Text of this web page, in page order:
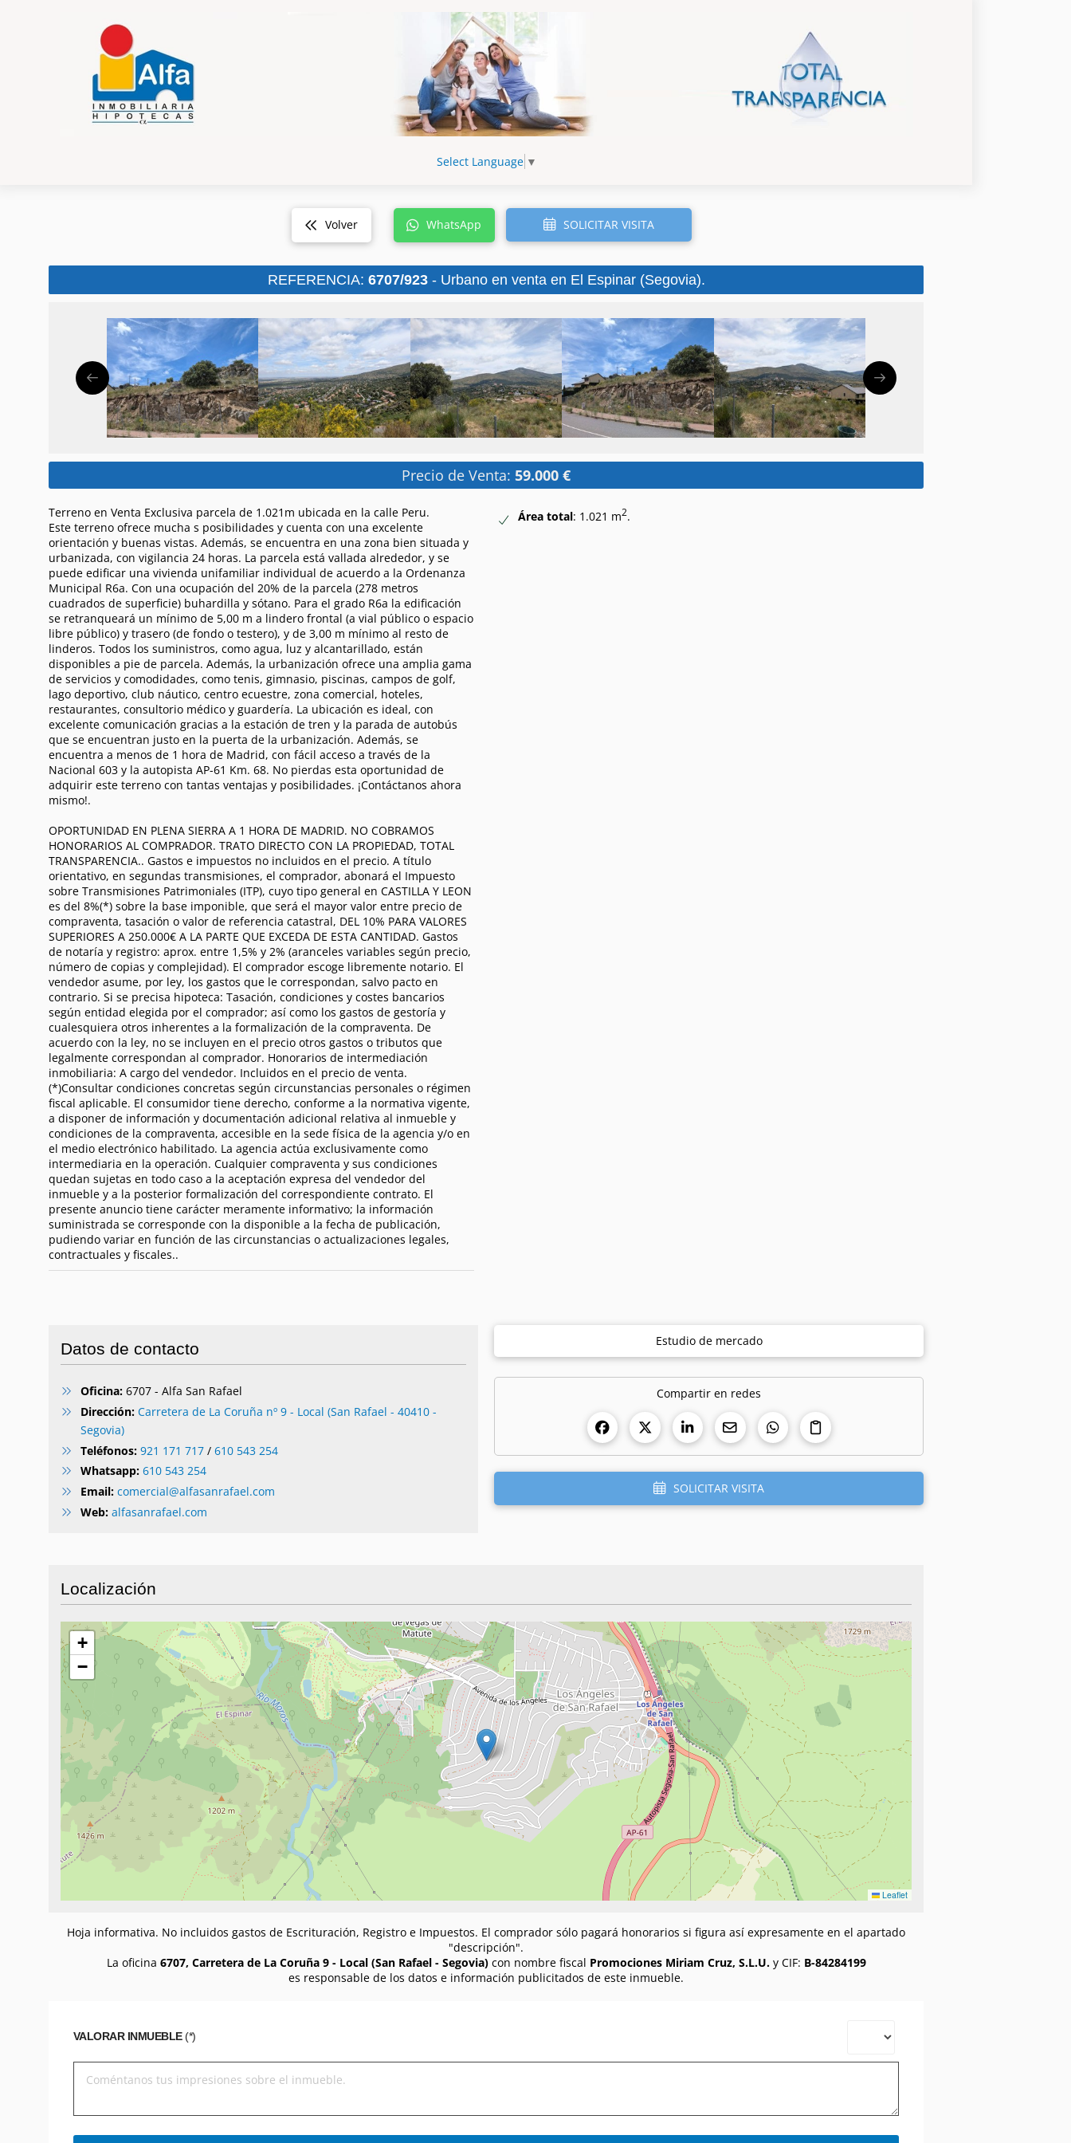
Select Language ▼
Volver WhatsApp SOLICITAR VISITA
REFERENCIA: 6707/923- Urbano en venta en El Espinar (Segovia).
Precio de Venta: 59.000 €
Terreno en Venta Exclusiva parcela de 1.021m ubicada en la calle Peru.
Este terreno ofrece mucha s posibilidades y cuenta con una excelente
orientación y buenas vistas. Además, se encuentra en una zona bien situada y
urbanizada, con vigilancia 24 horas. La parcela está vallada alrededor, y se
puede edificar una vivienda unifamiliar individual de acuerdo a la Ordenanza
Municipal R6a. Con una ocupación del 20% de la parcela (278 metros
cuadrados de superficie) buhardilla y sótano. Para el grado R6a la edificación
se retranqueará un mínimo de 5,00 m a lindero frontal (a vial público o espacio
libre público) y trasero (de fondo o testero), y de 3,00 m mínimo al resto de
linderos. Todos los suministros, como agua, luz y alcantarillado, están
disponibles a pie de parcela. Además, la urbanización ofrece una amplia gama
de servicios y comodidades, como tenis, gimnasio, piscinas, campos de golf,
lago deportivo, club náutico, centro ecuestre, zona comercial, hoteles,
restaurantes, consultorio médico y guardería. La ubicación es ideal, con
excelente comunicación gracias a la estación de tren y la parada de autobús
que se encuentran justo en la puerta de la urbanización. Además, se
encuentra a menos de 1 hora de Madrid, con fácil acceso a través de la
Nacional 603 y la autopista AP-61 Km. 68. No pierdas esta oportunidad de
adquirir este terreno con tantas ventajas y posibilidades. ¡Contáctanos ahora
mismo!.
OPORTUNIDAD EN PLENA SIERRA A 1 HORA DE MADRID. NO COBRAMOS
HONORARIOS AL COMPRADOR. TRATO DIRECTO CON LA PROPIEDAD, TOTAL
TRANSPARENCIA.. Gastos e impuestos no incluidos en el precio. A título
orientativo, en segundas transmisiones, el comprador, abonará el Impuesto
sobre Transmisiones Patrimoniales (ITP), cuyo tipo general en CASTILLA Y LEON
es del 8%(*) sobre la base imponible, que será el mayor valor entre precio de
compraventa, tasación o valor de referencia catastral, DEL 10% PARA VALORES
SUPERIORES A 250.000€ A LA PARTE QUE EXCEDA DE ESTA CANTIDAD. Gastos
de notaría y registro: aprox. entre 1,5% y 2% (aranceles variables según precio,
número de copias y complejidad). El comprador escoge libremente notario. El
vendedor asume, por ley, los gastos que le correspondan, salvo pacto en
contrario. Si se precisa hipoteca: Tasación, condiciones y costes bancarios
según entidad elegida por el comprador; así como los gastos de gestoría y
cualesquiera otros inherentes a la formalización de la compraventa. De
acuerdo con la ley, no se incluyen en el precio otros gastos o tributos que
legalmente correspondan al comprador. Honorarios de intermediación
inmobiliaria: A cargo del vendedor. Incluidos en el precio de venta.
(*)Consultar condiciones concretas según circunstancias personales o régimen
fiscal aplicable. El consumidor tiene derecho, conforme a la normativa vigente,
a disponer de información y documentación adicional relativa al inmueble y
condiciones de la compraventa, accesible en la sede física de la agencia y/o en
el medio electrónico habilitado. La agencia actúa exclusivamente como
intermediaria en la operación. Cualquier compraventa y sus condiciones
quedan sujetas en todo caso a la aceptación expresa del vendedor del
inmueble y a la posterior formalización del correspondiente contrato. El
presente anuncio tiene carácter meramente informativo; la información
suministrada se corresponde con la disponible a la fecha de publicación,
pudiendo variar en función de las circunstancias o actualizaciones legales,
contractuales y fiscales..
Área total: 1.021 m2.
Datos de contacto
Oficina: 6707 - Alfa San Rafael
Dirección: Carretera de La Coruña nº 9 - Local (San Rafael - 40410 -
Segovia)
Teléfonos: 921 171 717 /610 543 254
Whatsapp: 610 543 254
Email: comercial@alfasanrafael.com
Web: alfasanrafael.com
Estudio de mercado
Compartir en redes
SOLICITAR VISITA
Localización
+
−
Leaflet
Hoja informativa. No incluidos gastos de Escrituración, Registro e Impuestos. El comprador sólo pagará honorarios si figura así expresamente en el apartado
"descripción".
La oficina 6707, Carretera de La Coruña 9 - Local (San Rafael - Segovia)con nombre fiscal Promociones Miriam Cruz, S.L.U.y CIF: B-84284199
es responsable de los datos e información publicitados de este inmueble.
VALORAR INMUEBLE(*)